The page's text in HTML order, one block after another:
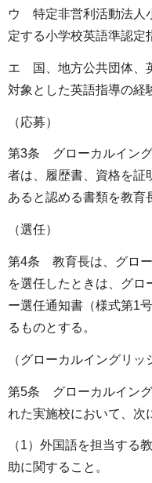
ウ 特定非営利活動法人
定する小学校英語準認定
エ 国、地方公共団体、
対象とした英語指導の経
（応募）
第3条 グローカルイン
者は、履歴書、資格を証
あると認める書類を教育
（選任）
第4条 教育長は、グロ
を選任したときは、グロ
ー選任通知書（様式第1
るものとする。
（グローカルイングリッ
第5条 グローカルイング
れた実施校において、次
（1）外国語を担当する
助に関すること。